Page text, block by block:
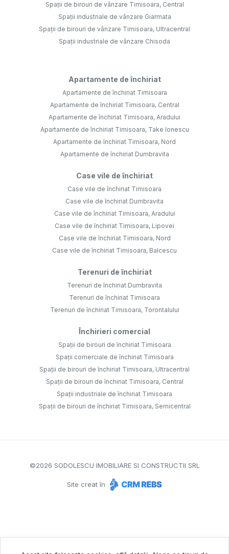
Spații de birouri de vânzare Timisoara, Central
Spații industriale de vânzare Giarmata
Spații de birouri de vânzare Timisoara, Ultracentral
Spații industriale de vânzare Chisoda
Apartamente de închiriat
Apartamente de închiriat Timisoara
Apartamente de închiriat Timisoara, Central
Apartamente de închiriat Timisoara, Aradului
Apartamente de închiriat Timisoara, Take Ionescu
Apartamente de închiriat Timisoara, Nord
Apartamente de închiriat Dumbravita
Case vile de închiriat
Case vile de închiriat Timisoara
Case vile de închiriat Dumbravita
Case vile de închiriat Timisoara, Aradului
Case vile de închiriat Timisoara, Lipovei
Case vile de închiriat Timisoara, Nord
Case vile de închiriat Timisoara, Balcescu
Terenuri de închiriat
Terenuri de închiriat Dumbravita
Terenuri de închiriat Timisoara
Terenuri de închiriat Timisoara, Torontalului
Închirieri comercial
Spații de birouri de închiriat Timisoara
Spații comerciale de închiriat Timisoara
Spații de birouri de închiriat Timisoara, Ultracentral
Spații de birouri de închiriat Timisoara, Central
Spații industriale de închiriat Timisoara
Spații de birouri de închiriat Timisoara, Semicentral
©2026 SODOLESCU IMOBILIARE SI CONSTRUCTII SRL
Site creat în